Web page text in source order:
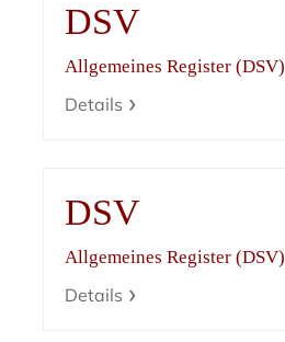
DSV
Allgemeines Register (DSV)
Details
DSV
Allgemeines Register (DSV)
Details